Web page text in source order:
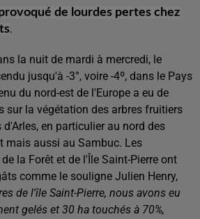
de lourdes pertes chez
.
la nuit de mardi à mercredi, le
jusqu'à -3°, voire -4º, dans le Pays
du nord-est de l'Europe a eu de
sur la végétation des arbres fruitiers
en particulier au nord des
mais aussi au Sambuc. Les
la Forêt et de l'Île Saint-Pierre ont
comme le souligne Julien Henry,
de l'île Saint-Pierre, nous avons eu
gelés et 30 ha touchés à 70%,